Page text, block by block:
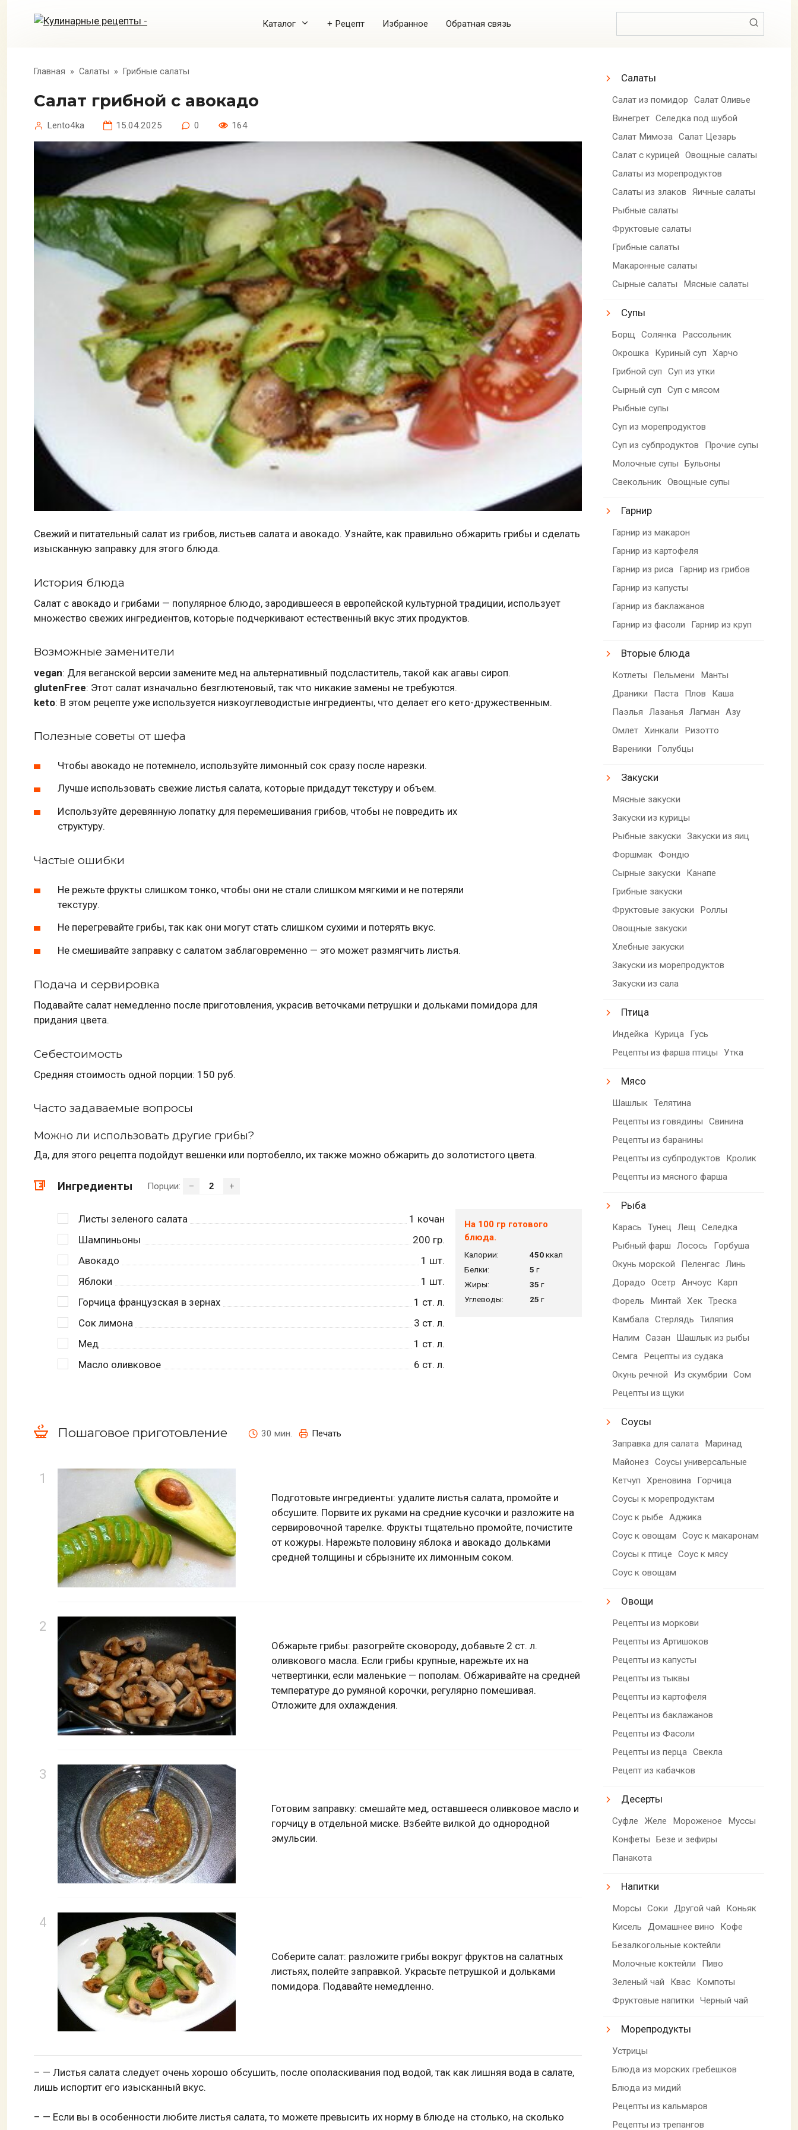
Каталог + Рецепт Избранное Обратная связь
Главная » Салаты » Грибные салаты
Салат грибной с авокадо
Lento4ka 15.04.2025 0 164
Свежий и питательный салат из грибов, листьев салата и авокадо. Узнайте, как правильно обжарить грибы и сделать
изысканную заправку для этого блюда.
История блюда
Салат с авокадо и грибами — популярное блюдо, зародившееся в европейской культурной традиции, использует
множество свежих ингредиентов, которые подчеркивают естественный вкус этих продуктов.
Возможные заменители
vegan: Для веганской версии замените мед на альтернативный подсластитель, такой как агавы сироп.
glutenFree: Этот салат изначально безглютеновый, так что никакие замены не требуются.
keto: В этом рецепте уже используется низкоуглеводистые ингредиенты, что делает его кето-дружественным.
Полезные советы от шефа
Чтобы авокадо не потемнело, используйте лимонный сок сразу после нарезки.
Лучше использовать свежие листья салата, которые придадут текстуру и объем.
Используйте деревянную лопатку для перемешивания грибов, чтобы не повредить их
структуру.
Частые ошибки
Не режьте фрукты слишком тонко, чтобы они не стали слишком мягкими и не потеряли
текстуру.
Не перегревайте грибы, так как они могут стать слишком сухими и потерять вкус.
Не смешивайте заправку с салатом заблаговременно — это может размягчить листья.
Подача и сервировка
Подавайте салат немедленно после приготовления, украсив веточками петрушки и дольками помидора для
придания цвета.
Себестоимость
Средняя стоимость одной порции: 150 руб.
Часто задаваемые вопросы
Можно ли использовать другие грибы?
Да, для этого рецепта подойдут вешенки или портобелло, их также можно обжарить до золотистого цвета.
Ингредиенты Порции: – +
Листы зеленого салата 1 кочан
Шампиньоны
200 гр.
Авокадо
1 шт.
Яблоки
1 шт.
Горчица французская в зернах
1 ст. л.
Сок лимона
3 ст. л.
Мед
1 ст. л.
Масло оливковое
6 ст. л.
На 100 гр готового
блюда.
Калории: 450ккал
Белки:
5 г
Жиры:
35 г
Углеводы:
25 г
Пошаговое приготовление 30 мин. Печать
Подготовьте ингредиенты: удалите листья салата, промойте и
обсушите. Порвите их руками на средние кусочки и разложите на
сервировочной тарелке. Фрукты тщательно промойте, почистите
от кожуры. Нарежьте половину яблока и авокадо дольками
средней толщины и сбрызните их лимонным соком.
Обжарьте грибы: разогрейте сковороду, добавьте 2 ст. л.
оливкового масла. Если грибы крупные, нарежьте их на
четвертинки, если маленькие — пополам. Обжаривайте на средней
температуре до румяной корочки, регулярно помешивая.
Отложите для охлаждения.
Готовим заправку: смешайте мед, оставшееся оливковое масло и
горчицу в отдельной миске. Взбейте вилкой до однородной
эмульсии.
Соберите салат: разложите грибы вокруг фруктов на салатных
листьях, полейте заправкой. Украсьте петрушкой и дольками
помидора. Подавайте немедленно.
– — Листья салата следует очень хорошо обсушить, после ополаскивания под водой, так как лишняя вода в салате,
лишь испортит его изысканный вкус.
– — Если вы в особенности любите листья салата, то можете превысить их норму в блюде на столько, на сколько
Салаты
Салат из помидор
Салат Оливье
Винегрет Селедка под шубой
Салат Мимоза Салат Цезарь
Салат с курицей
Овощные салаты
Салаты из морепродуктов
Салаты из злаков
Яичные салаты
Рыбные салаты
Фруктовые салаты
Грибные салаты
Макаронные салаты
Сырные салаты
Мясные салаты
Супы
Борщ Солянка
Рассольник
Окрошка
Куриный суп
Харчо
Грибной суп
Суп из утки
Сырный суп
Суп с мясом
Рыбные супы
Суп из морепродуктов
Суп из субпродуктов
Прочие супы
Молочные супы
Бульоны
Свекольник Овощные супы
Гарнир
Гарнир из макарон
Гарнир из картофеля
Гарнир из риса
Гарнир из грибов
Гарнир из капусты
Гарнир из баклажанов
Гарнир из фасоли
Гарнир из круп
Вторые блюда
Котлеты Пельмени
Манты
Драники
Паста Плов
Каша
Паэлья
Лазанья Лагман
Азу
Омлет Хинкали
Ризотто
Вареники
Голубцы
Закуски
Мясные закуски
Закуски из курицы
Рыбные закуски
Закуски из яиц
Форшмак Фондю
Сырные закуски
Канапе
Грибные закуски
Фруктовые закуски
Роллы
Овощные закуски
Хлебные закуски
Закуски из морепродуктов
Закуски из сала
Птица
Индейка Курица
Гусь
Рецепты из фарша птицы
Утка
Мясо
Шашлык Телятина
Рецепты из говядины
Свинина
Рецепты из баранины
Рецепты из субпродуктов
Кролик
Рецепты из мясного фарша
Рыба
Карась Тунец Лещ
Селедка
Рыбный фарш
Лосось
Горбуша
Окунь морской
Пеленгас Линь
Дорадо
Осетр Анчоус
Карп
Форель
Минтай Хек Треска
Камбала Стерлядь
Тиляпия
Налим
Сазан
Шашлык из рыбы
Семга
Рецепты из судака
Окунь речной
Из скумбрии
Сом
Рецепты из щуки
Соусы
Заправка для салата
Маринад
Майонез
Соусы универсальные
Кетчуп
Хреновина
Горчица
Соусы к морепродуктам
Соус к рыбе
Аджика
Соус к овощам
Соус к макаронам
Соусы к птице
Соус к мясу
Соус к овощам
Овощи
Рецепты из моркови
Рецепты из Артишоков
Рецепты из капусты
Рецепты из тыквы
Рецепты из картофеля
Рецепты из баклажанов
Рецепты из Фасоли
Рецепты из перца Свекла
Рецепт из кабачков
Десерты
Суфле Желе Мороженое
Муссы
Конфеты
Безе и зефиры
Панакота
Напитки
Морсы Соки Другой чай
Коньяк
Кисель
Домашнее вино
Кофе
Безалкогольные коктейли
Молочные коктейли
Пиво
Зеленый чай
Квас
Компоты
Фруктовые напитки
Черный чай
Морепродукты
Устрицы
Блюда из морских гребешков
Блюда из мидий
Рецепты из кальмаров
Рецепты из трепангов